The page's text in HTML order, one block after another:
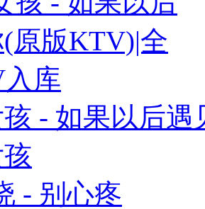
- 如果以后